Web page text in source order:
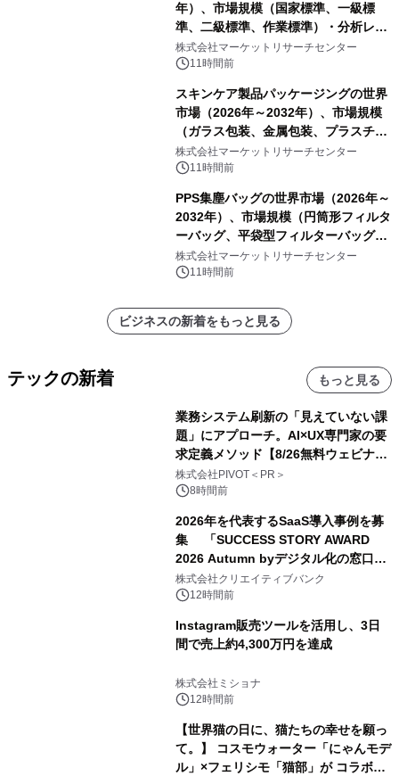
年）、市場規模（国家標準、一級標
準、二級標準、作業標準）・分析レポ
ートを発表
株式会社マーケットリサーチセンター
11時間前
スキンケア製品パッケージングの世界
市場（2026年～2032年）、市場規模
（ガラス包装、金属包装、プラスチッ
ク包装、その他）・分析レポートを発
表
株式会社マーケットリサーチセンター
11時間前
PPS集塵バッグの世界市場（2026年～
2032年）、市場規模（円筒形フィルタ
ーバッグ、平袋型フィルターバッグ、
プリーツフィルターバッグ、その
他）・分析レポートを発表
株式会社マーケットリサーチセンター
11時間前
ビジネスの新着をもっと見る
テックの新着 もっと見る
業務システム刷新の「見えていない課
題」にアプローチ。AI×UX専門家の要
求定義メソッド【8/26無料ウェビナ
ー】株式会社PIVOT
株式会社PIVOT＜PR＞
8時間前
2026年を代表するSaaS導入事例を募
集 「SUCCESS STORY AWARD
2026 Autumn byデジタル化の窓口」
開催
株式会社クリエイティブバンク
12時間前
Instagram販売ツールを活用し、3日
間で売上約4,300万円を達成
株式会社ミショナ
12時間前
【世界猫の日に、猫たちの幸せを願っ
て。】 コスモウォーター「にゃんモデ
ル」×フェリシモ「猫部」が コラボキ